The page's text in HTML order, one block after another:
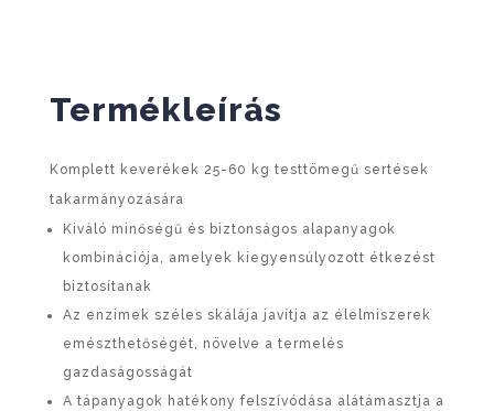
Termékleírás
Komplett keverékek 25-60 kg testtömegű sertések
takarmányozására
Kiváló minőségű és biztonságos alapanyagok
kombinációja, amelyek kiegyensúlyozott étkezést
biztosítanak
Az enzimek széles skálája javítja az élelmiszerek
emészthetőségét, növelve a termelés
gazdaságosságát
A tápanyagok hatékony felszívódása alátámasztja a